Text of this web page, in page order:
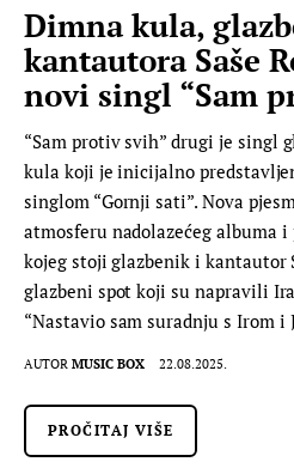
Dimna kula,
kantautora Saše
novi singl “Sam
“Sam protiv svih” drugi je singl
kula koji je inicijalno
singlom “Gornji sati”. Nova
atmosferu nadolazećeg albuma
kojeg stoji glazbenik i kantautor
glazbeni spot koji su napravili
“Nastavio sam suradnju s Irom i
AUTOR MUSIC BOX 22.08.2025.
PROČITAJ VIŠE